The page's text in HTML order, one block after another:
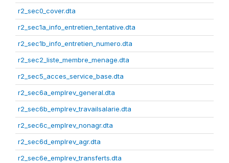
r2_sec0_cover.dta
r2_sec1a_info_entretien_tentative.dta
r2_sec1b_info_entretien_numero.dta
r2_sec2_liste_membre_menage.dta
r2_sec5_acces_service_base.dta
r2_sec6a_emplrev_general.dta
r2_sec6b_emplrev_travailsalarie.dta
r2_sec6c_emplrev_nonagr.dta
r2_sec6d_emplrev_agr.dta
r2_sec6e_emplrev_transferts.dta